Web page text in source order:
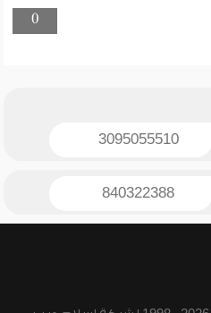
0
3095055510
840322388